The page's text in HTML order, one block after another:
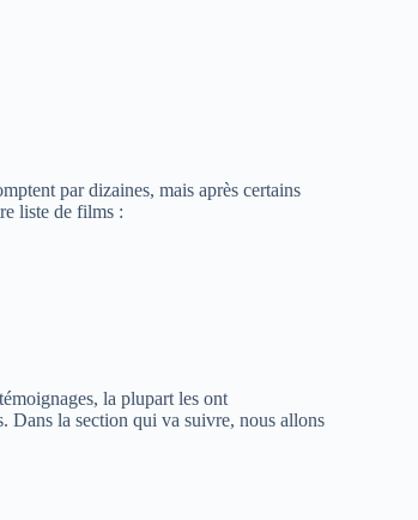
par dizaines, mais après certains
liste de films :
la plupart les ont
Dans la section qui va suivre, nous allons